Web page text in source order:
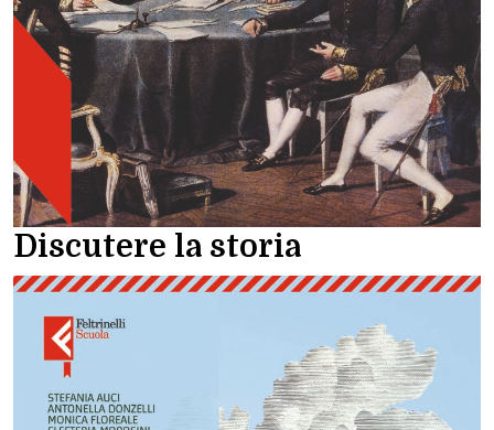
Discutere la storia